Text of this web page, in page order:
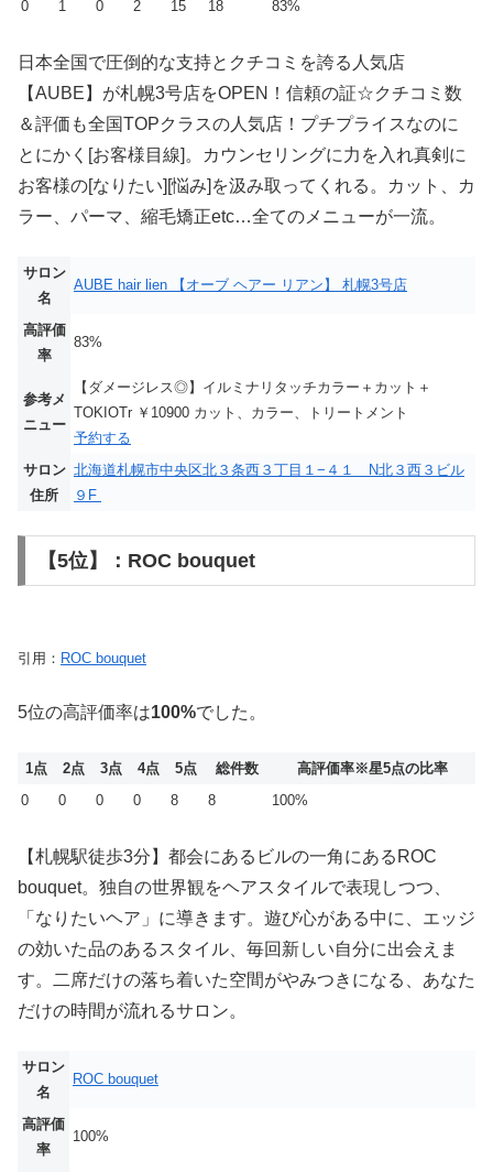
0 1 0 2 15 18 83%
日本全国で圧倒的な支持とクチコミを誇る人気店
【AUBE】が札幌3号店をOPEN！信頼の証☆クチコミ数
＆評価も全国TOPクラスの人気店！プチプライスなのに
とにかく[お客様目線]。カウンセリングに力を入れ真剣に
お客様の[なりたい][悩み]を汲み取ってくれる。カット、カ
ラー、パーマ、縮毛矯正etc…全てのメニューが一流。
サロン
名
AUBE hair lien 【オーブ ヘアー リアン】 札幌3号店
高評価
率
83%
参考メ
ニュー
【ダメージレス◎】イルミナリタッチカラー＋カット＋
TOKIOTr ￥10900 カット、カラー、トリートメント
予約する
サロン
住所
北海道札幌市中央区北３条西３丁目１−４１ N北３西３ビル
９F
【5位】：ROC bouquet
引用： ROC bouquet
5位の高評価率は100%でした。
1点 2点 3点 4点 5点 総件数 高評価率※星5点の比率
0
0 0 0 8 8 100%
【札幌駅徒歩3分】都会にあるビルの一角にあるROC
bouquet。独自の世界観をヘアスタイルで表現しつつ、
「なりたいヘア」に導きます。遊び心がある中に、エッジ
の効いた品のあるスタイル、毎回新しい自分に出会えま
す。二席だけの落ち着いた空間がやみつきになる、あなた
だけの時間が流れるサロン。
サロン
名
ROC bouquet
高評価
率
100%